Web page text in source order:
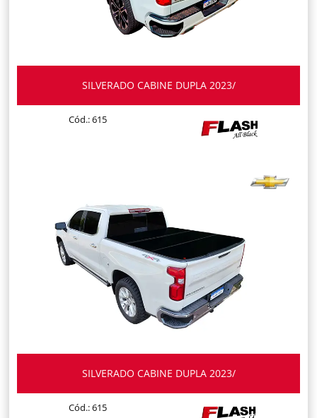
SILVERADO CABINE DUPLA 2023/
Cód.: 615
SILVERADO CABINE DUPLA 2023/
Cód.: 615